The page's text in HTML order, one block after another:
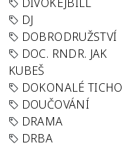
DJ
DOBRODRUŽSTVÍ
DOC. RNDR. JAK
KUBEŠ
DOKONALÉ TICHO
DOUČOVÁNÍ
DRAMA
DRBA